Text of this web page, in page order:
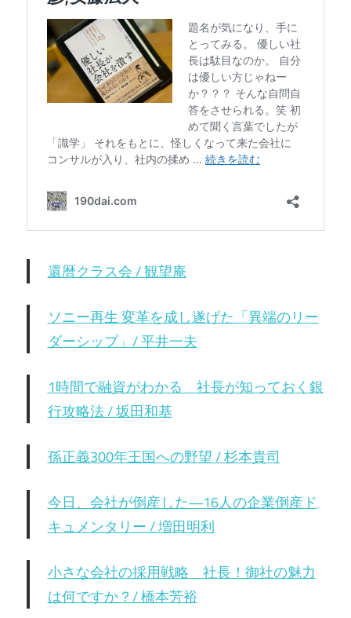
還暦クラス会 / 観望庵
ソニー再生 変革を成し遂げた「異端のリー
ダーシップ」/ 平井一夫
1時間で融資がわかる 社長が知っておく銀
行攻略法 / 坂田和基
孫正義300年王国への野望 / 杉本貴司
今日、会社が倒産した―16人の企業倒産ド
キュメンタリー / 増田明利
小さな会社の採用戦略 社長！御社の魅力
は何ですか？/ 橋本芳裕